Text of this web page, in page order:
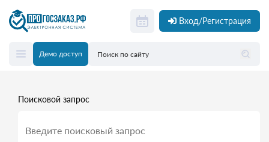
Вход/Регистрация
Демо доступ
Поисковой запрос